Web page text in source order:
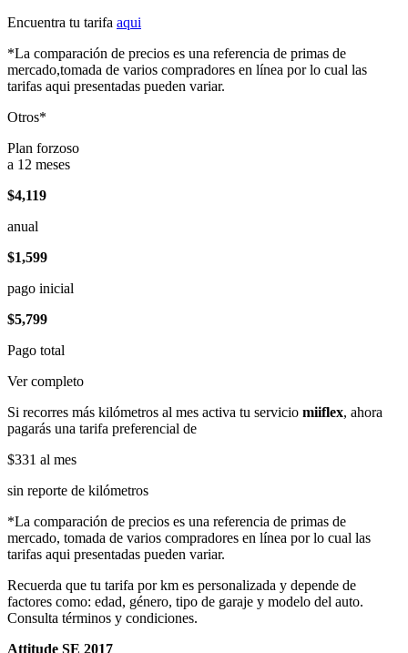
Encuentra tu tarifa aqui
*La comparación de precios es una referencia de primas de
mercado,tomada de varios compradores en línea por lo cual las
tarifas aqui presentadas pueden variar.
Otros*
Plan forzoso
a 12 meses
$4,119
anual
$1,599
pago inicial
$5,799
Pago total
Ver completo
Si recorres más kilómetros al mes activa tu servicio miiflex, ahora
pagarás una tarifa preferencial de
$331 al mes
sin reporte de kilómetros
*La comparación de precios es una referencia de primas de
mercado, tomada de varios compradores en línea por lo cual las
tarifas aqui presentadas pueden variar.
Recuerda que tu tarifa por km es personalizada y depende de
factores como: edad, género, tipo de garaje y modelo del auto.
Consulta términos y condiciones.
Attitude SE 2017